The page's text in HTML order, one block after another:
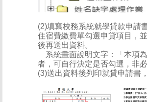
(2)填寫校務系統就學貸款申請
住宿費繳費單勾選申貸項目，
後再送出資料。
系統畫面說明文字：「本項為
者，可自行決定是否勾選，非必
(3)送出資料後列印就貸申請書